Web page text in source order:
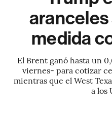
aranceles
medida
El Brent ganó hasta un
viernes- para cotizar
mientras que el West
a los